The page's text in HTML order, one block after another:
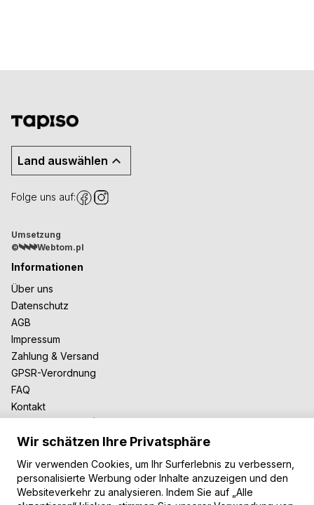
Land auswählen
Folge uns auf:
Umsetzung
©
Webtom.pl
Informationen
Über uns
Datenschutz
AGB
Impressum
Zahlung & Versand
GPSR-Verordnung
FAQ
Kontakt
Zusammenarbeit
Für Blogger
B2B-Zusammenarbeit
Unsere Teppiche
Moderne Teppiche
Wir schätzen Ihre Privatsphäre
Wir verwenden Cookies, um Ihr Surferlebnis zu verbessern,
personalisierte Werbung oder Inhalte anzuzeigen und den
Websiteverkehr zu analysieren. Indem Sie auf „Alle